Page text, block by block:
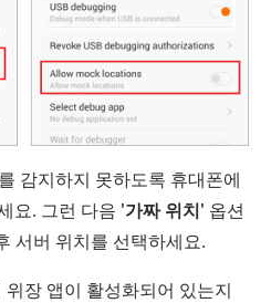
감지하지 못하도록 휴대폰에
요. 그런 다음 '가짜 위치' 옵션
서버 위치를 선택하세요.
장 앱이 활성화되어 있는지